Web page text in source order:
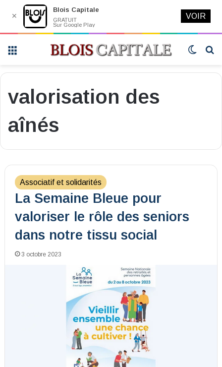
Switch
valorisation des
aînés
Associatif et solidarités
La Semaine Bleue pour
valoriser le rôle des seniors
dans notre tissu social
3 octobre 2023
✕
Blois Capitale
GRATUIT
Sur Google Play
VOIR